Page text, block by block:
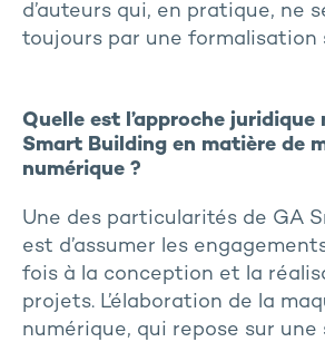
d’auteurs qui, en pratique, ne
toujours par une formalisation
Quelle est l’approche juridique
Smart Building en matière de
numérique ?
Une des particularités de GA
est d’assumer les
fois à la conception et la
projets. L’élaboration de la
numérique, qui repose sur une